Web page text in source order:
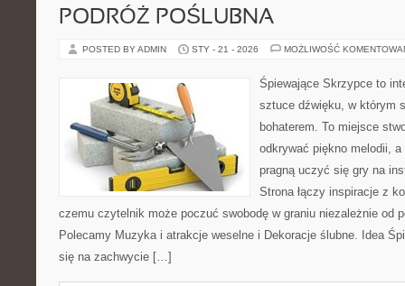
PODRÓŻ POŚLUBNA
POSTED BY ADMIN STY - 21 - 2026 MOŻLIWOŚĆ
Śpiewające Skrzypce to
sztuce dźwięku, w którym
bohaterem. To miejsce
odkrywać piękno melodii,
pragną uczyć się gry na
Strona łączy inspiracje z
czemu czytelnik może poczuć swobodę w graniu niezależnie od
Polecamy Muzyka i atrakcje weselne i Dekoracje ślubne. Idea
się na zachwycie […]